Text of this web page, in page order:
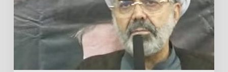
Mohammad
Sharifani
Menjelaskan